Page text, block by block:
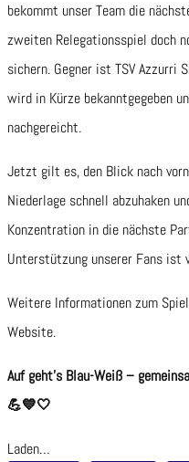
bekommt unser Team die
zweiten Relegationsspiel doch
sichern. Gegner ist TSV Azzurri
wird in Kürze bekanntgegeben
nachgereicht.
Jetzt gilt es, den Blick nach
Niederlage schnell abzuhaken
Konzentration in die nächste
Unterstützung unserer Fans ist
Weitere Informationen zum
Website.
Auf geht’s Blau-Weiß –
💪💙🤍
Laden…